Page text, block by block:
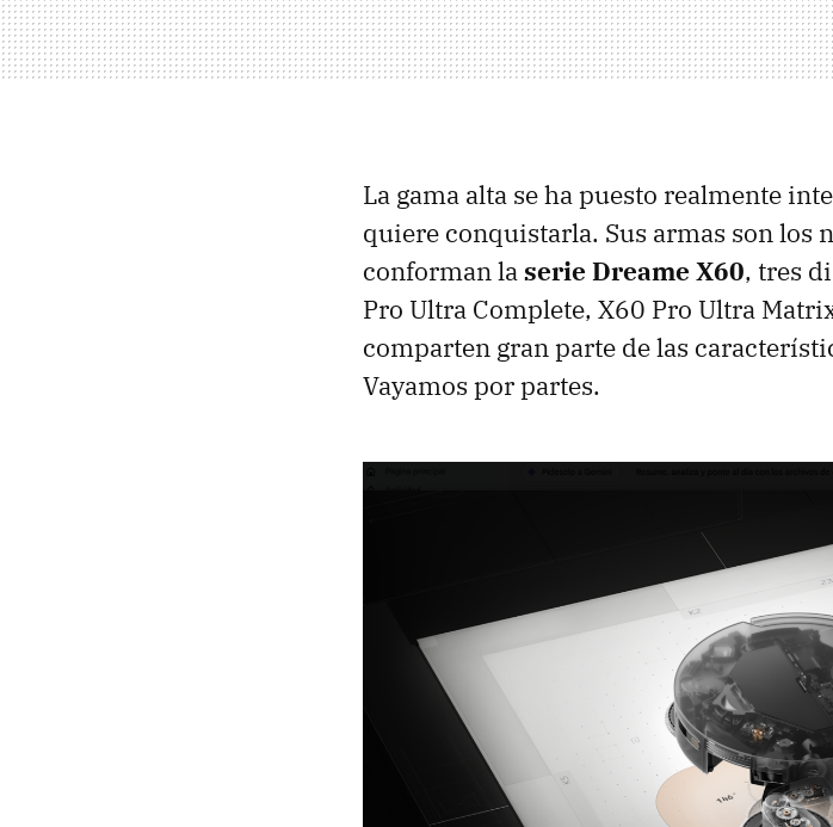
La gama alta se ha puesto realmente
quiere conquistarla. Sus armas son los
conforman laserie Dreame X60, tres
Pro Ultra Complete, X60 Pro Ultra
comparten gran parte de las
Vayamos por partes.